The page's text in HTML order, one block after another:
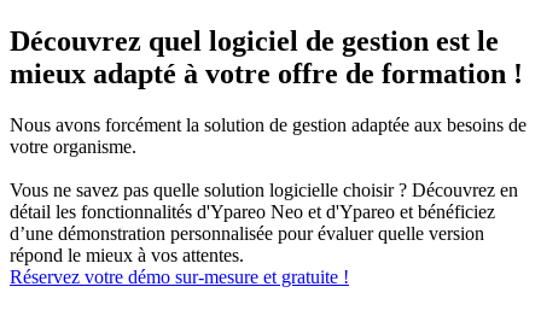
Découvrez quel logiciel de gestion est le
mieux adapté à votre offre de formation !
Nous avons forcément la solution de gestion adaptée aux besoins de
votre organisme.
Vous ne savez pas quelle solution logicielle choisir ? Découvrez en
détail les fonctionnalités d'Ypareo Neo et d'Ypareo et bénéficiez
d’une démonstration personnalisée pour évaluer quelle version
répond le mieux à vos attentes.
Réservez votre démo sur-mesure et gratuite !